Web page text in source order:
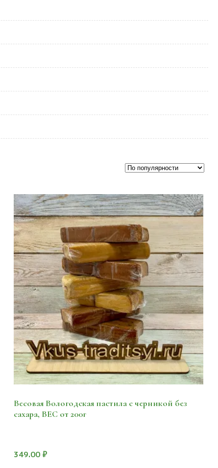
Весовая Вологодская пастила с черникой без
сахара, ВЕС от 200г
349.00₽